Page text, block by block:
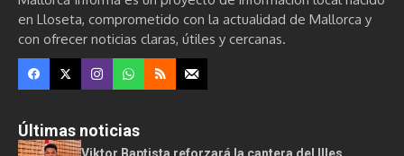
en Lloseta, comprometido con la actualidad de Mallorca y
con ofrecer noticias claras, útiles y cercanas.
Últimas noticias